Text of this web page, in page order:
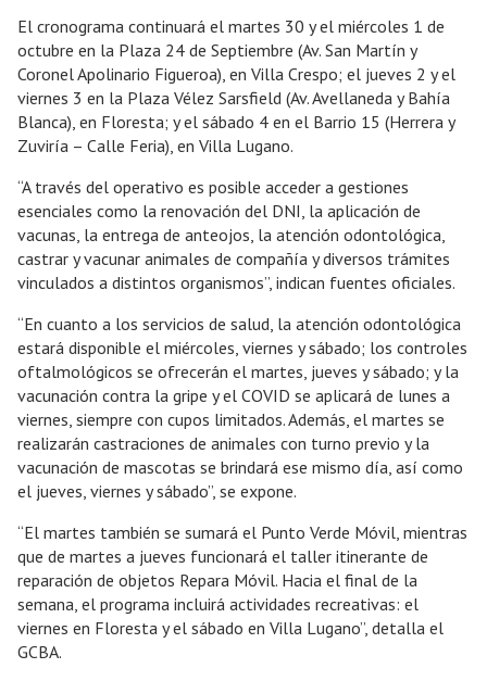
El cronograma continuará el martes 30 y el miércoles 1 de
octubre en la Plaza 24 de Septiembre (Av. San Martín y
Coronel Apolinario Figueroa), en Villa Crespo; el jueves 2 y el
viernes 3 en la Plaza Vélez Sarsfield (Av. Avellaneda y Bahía
Blanca), en Floresta; y el sábado 4 en el Barrio 15 (Herrera y
Zuviría – Calle Feria), en Villa Lugano.
“A través del operativo es posible acceder a gestiones
esenciales como la renovación del DNI, la aplicación de
vacunas, la entrega de anteojos, la atención odontológica,
castrar y vacunar animales de compañía y diversos trámites
vinculados a distintos organismos”, indican fuentes oficiales.
“En cuanto a los servicios de salud, la atención odontológica
estará disponible el miércoles, viernes y sábado; los controles
oftalmológicos se ofrecerán el martes, jueves y sábado; y la
vacunación contra la gripe y el COVID se aplicará de lunes a
viernes, siempre con cupos limitados. Además, el martes se
realizarán castraciones de animales con turno previo y la
vacunación de mascotas se brindará ese mismo día, así como
el jueves, viernes y sábado”, se expone.
“El martes también se sumará el Punto Verde Móvil, mientras
que de martes a jueves funcionará el taller itinerante de
reparación de objetos Repara Móvil. Hacia el final de la
semana, el programa incluirá actividades recreativas: el
viernes en Floresta y el sábado en Villa Lugano”, detalla el
GCBA.